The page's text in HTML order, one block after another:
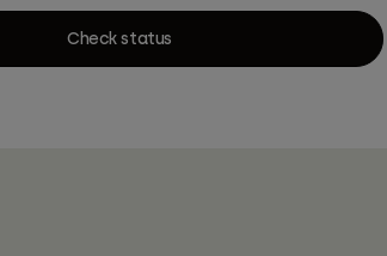
Check status